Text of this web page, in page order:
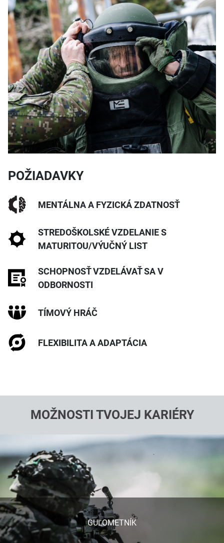
POŽIADAVKY
MENTÁLNA A FYZICKÁ ZDATNOSŤ
STREDOŠKOLSKÉ VZDELANIE S
MATURITOU/VÝUČNÝ LIST
SCHOPNOSŤ VZDELÁVAŤ SA V
ODBORNOSTI
TÍMOVÝ HRÁČ
FLEXIBILITA A ADAPTÁCIA
MOŽNOSTI TVOJEJ KARIÉRY
GUĽOMETNÍK